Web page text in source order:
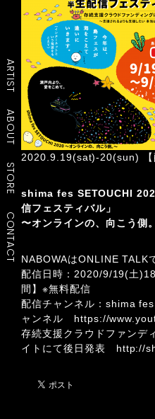
ARTIST
ABOUT
STORE
CONTACT
2020.9.19(sat)-20(sun) 【
shima fes SETOUCHI
信フェスティバル」
〜オンラインの、向こう側
NABOWAはONLINE TALK
配信日時：2020/9/19(土
間】※無料配信
配信チャンネル：shima
ャンネル https://
存続支援クラウドファンデ
イトにて後日発表 http://